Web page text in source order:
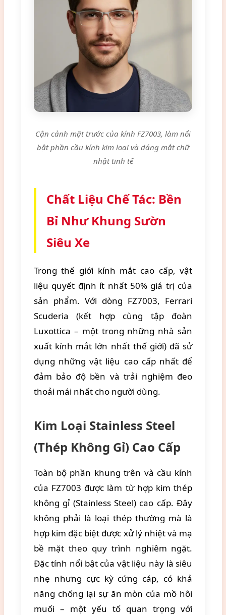
Cận cảnh mặt trước của kính FZ7003, làm nổi
bật phần cầu kính kim loại và dáng mắt chữ
nhật tinh tế
Chất Liệu Chế Tác: Bền
Bỉ Như Khung Sườn
Siêu Xe
Trong thế giới kính mắt cao cấp, vật
liệu quyết định ít nhất 50% giá trị của
sản phẩm. Với dòng FZ7003, Ferrari
Scuderia (kết hợp cùng tập đoàn
Luxottica – một trong những nhà sản
xuất kính mắt lớn nhất thế giới) đã sử
dụng những vật liệu cao cấp nhất để
đảm bảo độ bền và trải nghiệm đeo
thoải mái nhất cho người dùng.
Kim Loại Stainless Steel
(Thép Không Gỉ) Cao Cấp
Toàn bộ phần khung trên và cầu kính
của FZ7003 được làm từ hợp kim thép
không gỉ (Stainless Steel) cao cấp. Đây
không phải là loại thép thường mà là
hợp kim đặc biệt được xử lý nhiệt và mạ
bề mặt theo quy trình nghiêm ngặt.
Đặc tính nổi bật của vật liệu này là siêu
nhẹ nhưng cực kỳ cứng cáp, có khả
năng chống lại sự ăn mòn của mồ hôi
muối – một yếu tố quan trọng với